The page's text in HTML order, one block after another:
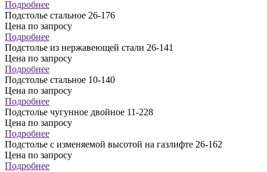
Подробнее
Подстолье стальное 26-176
Цена по запросу
Подробнее
Подстолье из нержавеющей стали 26-141
Цена по запросу
Подробнее
Подстолье стальное 10-140
Цена по запросу
Подробнее
Подстолье чугунное двойное 11-228
Цена по запросу
Подробнее
Подстолье с изменяемой высотой на газлифте 26-162
Цена по запросу
Подробнее